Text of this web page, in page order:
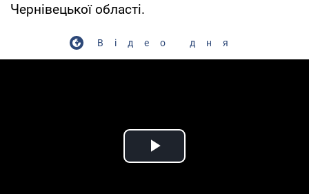
Чернівецької області.
Відео дня
Play Video